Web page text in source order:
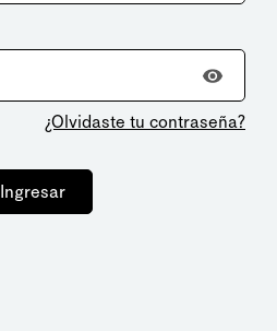
¿Olvidaste tu contraseña?
Ingresar